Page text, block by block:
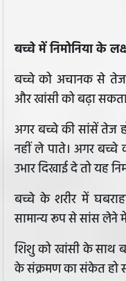
बच्चे में निमोनिया के
बच्चे को अचानक से तेज
और खांसी को बढ़ा
अगर बच्चे की सांसें तेज
नहीं ले पाते। अगर
उभार दिखाई दे तो यह
बच्चे के शरीर में
सामान्य रूप से सांस लेने
शिशु को खांसी के साथ
के संक्रमण का संकेत हो